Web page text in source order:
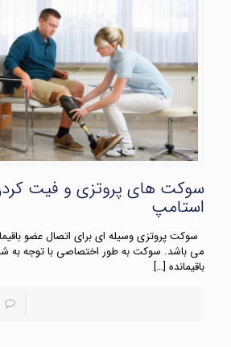
سوکت های پروتزی و فیت
استامپ
سوکت پروتزی وسیله ای برای اتصال عضو
می باشد. سوکت به طور اختصاصی با توجه به
باقیمانده […]